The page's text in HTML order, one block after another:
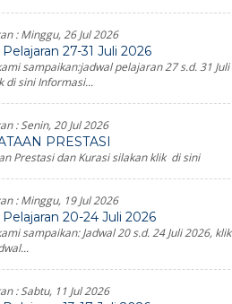
:Minggu, 26 Jul 2026
27-31 Juli 2026
sampaikan:jadwal pelajaran 27 s.d. 31 Juli
di sini Informasi...
:Senin, 20 Jul 2026
PRESTASI
Prestasi dan Kurasi silakan klik di sini
:Minggu, 19 Jul 2026
20-24 Juli 2026
sampaikan: Jadwal 20 s.d. 24 Juli 2026, klik
:Sabtu, 11 Jul 2026